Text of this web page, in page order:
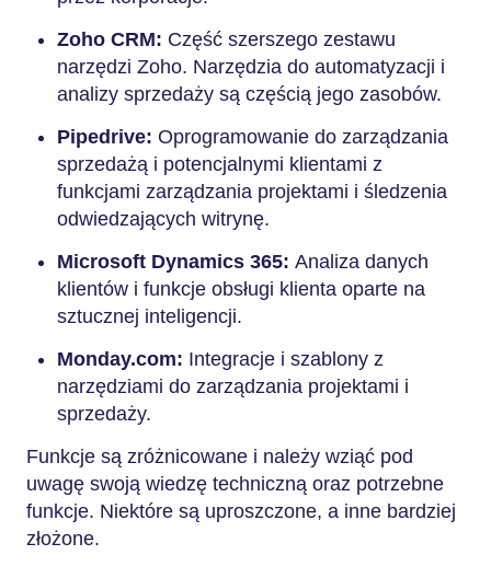
Zoho CRM: Część szerszego zestawu
narzędzi Zoho. Narzędzia do automatyzacji i
analizy sprzedaży są częścią jego zasobów.
Pipedrive: Oprogramowanie do zarządzania
sprzedażą i potencjalnymi klientami z
funkcjami zarządzania projektami i śledzenia
odwiedzających witrynę.
Microsoft Dynamics 365: Analiza danych
klientów i funkcje obsługi klienta oparte na
sztucznej inteligencji.
Monday.com: Integracje i szablony z
narzędziami do zarządzania projektami i
sprzedaży.
Funkcje są zróżnicowane i należy wziąć pod
uwagę swoją wiedzę techniczną oraz potrzebne
funkcje. Niektóre są uproszczone, a inne bardziej
złożone.